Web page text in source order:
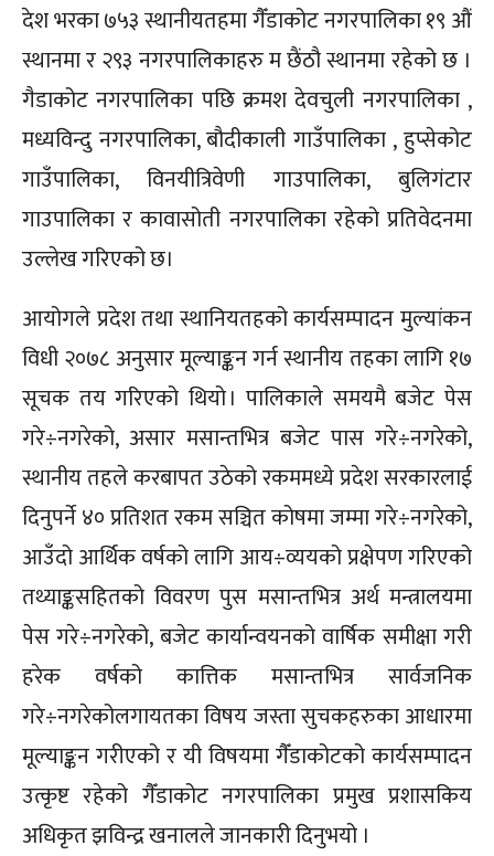
देश भरका ७५३ स्थानीयतहमा गैँडाकोट नगरपालिका १९ औं
स्थानमा र २९३ नगरपालिकाहरु म छैंठौ स्थानमा रहेको छ ।
गैडाकोट नगरपालिका पछि क्रमश देवचुली नगरपालिका ,
मध्यविन्दु नगरपालिका, बौदीकाली गाउँपालिका , हुप्सेकोट
गाउँपालिका, विनयीत्रिवेणी गाउपालिका, बुलिगंटार
गाउपालिका र कावासोती नगरपालिका रहेको प्रतिवेदनमा
उल्लेख गरिएको छ।
आयोगले प्रदेश तथा स्थानियतहको कार्यसम्पादन मुल्यांकन
विधी २०७८ अनुसार मूल्याङ्कन गर्न स्थानीय तहका लागि १७
सूचक तय गरिएको थियो । पालिकाले समयमै बजेट पेस
गरे÷नगरेको, असार मसान्तभित्र बजेट पास गरे÷नगरेको,
स्थानीय तहले करबापत उठेको रकममध्ये प्रदेश सरकारलाई
दिनुपर्ने ४० प्रतिशत रकम सञ्चित कोषमा जम्मा गरे÷नगरेको,
आउँदो आर्थिक वर्षको लागि आय÷व्ययको प्रक्षेपण गरिएको
तथ्याङ्कसहितको विवरण पुस मसान्तभित्र अर्थ मन्त्रालयमा
पेस गरे÷नगरेको, बजेट कार्यान्वयनको वार्षिक समीक्षा गरी
हरेक वर्षको कात्तिक मसान्तभित्र सार्वजनिक
गरे÷नगरेकोलगायतका विषय जस्ता सुचकहरुका आधारमा
मूल्याङ्कन गरीएको र यी विषयमा गैँडाकोटको कार्यसम्पादन
उत्कृष्ट रहेको गैँडाकोट नगरपालिका प्रमुख प्रशासकिय
अधिकृत झविन्द्र खनालले जानकारी दिनुभयो ।